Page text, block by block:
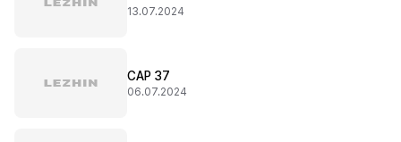
13.07.2024
CAP 37
06.07.2024